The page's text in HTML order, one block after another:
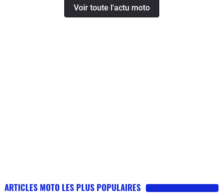
Voir toute l'actu moto
ARTICLES MOTO LES PLUS POPULAIRES